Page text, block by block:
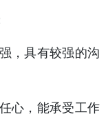
，具有较强的沟
心，能承受工作